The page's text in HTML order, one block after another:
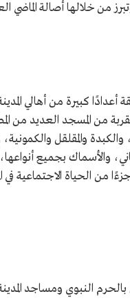
من خلالها أصالة الماضي
أعدادًا كبيرة من أهالي
من المسجد العديد من
والمقلقل والكمونية،
والأسماك بجميع أنواعها،
عمر السوق بأكثر من 40 عامًا ويعد جزءًا من
النبوي ومساجد